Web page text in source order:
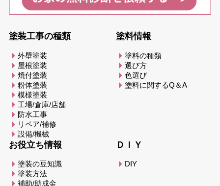
塗装工事の種類
外壁塗装
屋根塗装
焼付塗装
粉体塗装
模様塗装
工場/倉庫/店舗
防水工事
リペア/補修
設備/機械
塗料情報
塗料の種類
選び方
色選び
塗料に関するQ＆A
お役立ち情報
塗装の豆知識
塗装方法
補助/助成金
ＤＩＹ
DIY